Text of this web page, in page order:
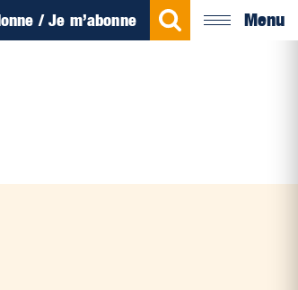
/ Je m’abonne Menu